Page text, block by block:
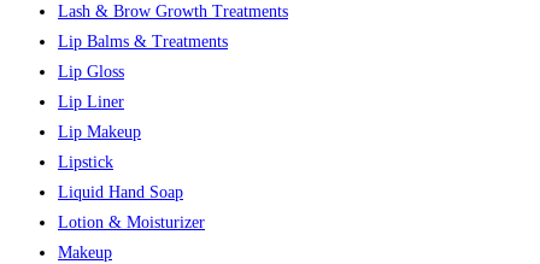
Lash & Brow Growth Treatments
Lip Balms & Treatments
Lip Gloss
Lip Liner
Lip Makeup
Lipstick
Liquid Hand Soap
Lotion & Moisturizer
Makeup